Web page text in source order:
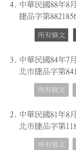
4. 中華民國88年8
捷品字第
所有條文
3.
中華民國84年7
北市捷品字第
所有條文
2. 中華民國81年8
北市捷品字第
所有條文